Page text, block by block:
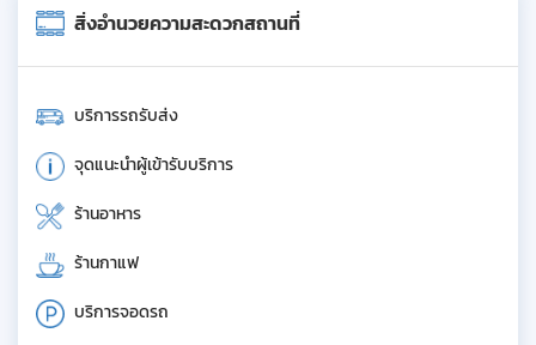
สิ่งอำนวยความสะดวกสถานที่
บริการรถรับส่ง
จุดแนะนำผู้เข้ารับบริการ
ร้านอาหาร
ร้านกาแฟ
บริการจอดรถ